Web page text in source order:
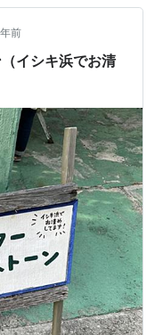
前
イシキ浜でお清